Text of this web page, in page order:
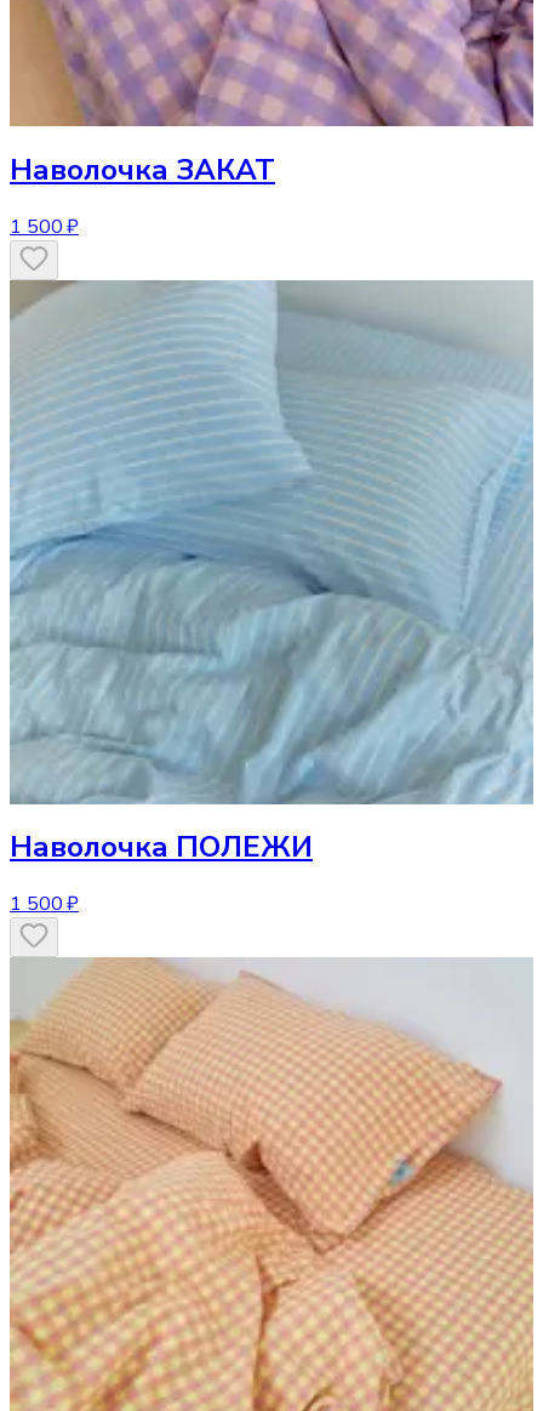
Наволочка ЗАКАТ
1 500 ₽
Наволочка ПОЛЕЖИ
1 500 ₽